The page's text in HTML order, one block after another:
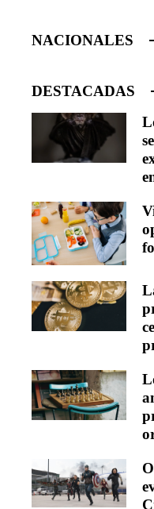
NACIONALES
DESTACADAS